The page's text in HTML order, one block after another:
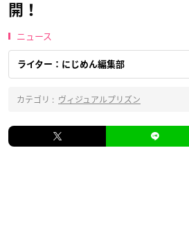
開！
ニュース
ライター：にじめん編集部
カテゴリ : ヴィジュアルプリズン